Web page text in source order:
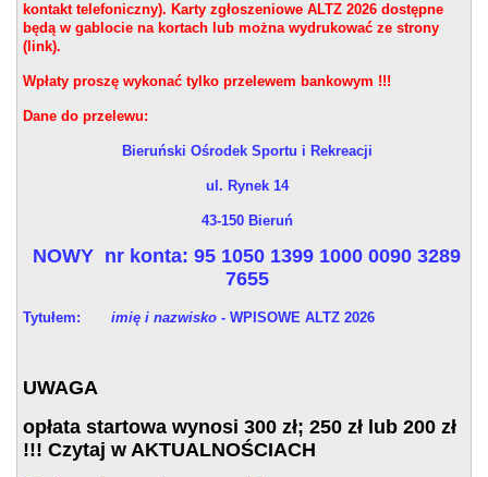
kontakt telefoniczny). Karty zgłoszeniowe ALTZ 2026 dostępne
będą w gablocie na kortach lub można wydrukować ze strony
(link).
Wpłaty proszę wykonać tylko przelewem bankowym !!!
Dane do przelewu:
Bieruński Ośrodek Sportu i Rekreacji
ul. Rynek 14
43-150 Bieruń
NOWY nr konta: 95 1050 1399 1000 0090 3289
7655
Tytułem: imię i nazwisko - WPISOWE ALTZ 2026
UWAGA
opłata startowa wynosi 300 zł; 250 zł lub 200 zł
!!! Czytaj w AKTUALNOŚCIACH